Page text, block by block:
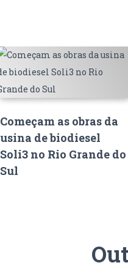
Começam as obras da
usina de biodiesel
Soli3 no Rio Grande do
Sul